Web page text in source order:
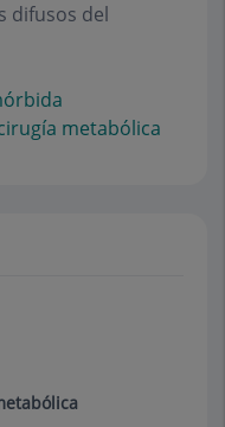
difusos del
metabólica